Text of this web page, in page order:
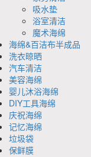
吸水垫
浴室清洁
魔术海绵
海绵&百洁布半成品
洗衣晾晒
汽车清洁
美容海绵
婴儿沐浴海绵
DIY工具海绵
庆祝海绵
记忆海绵
垃圾袋
保鲜膜